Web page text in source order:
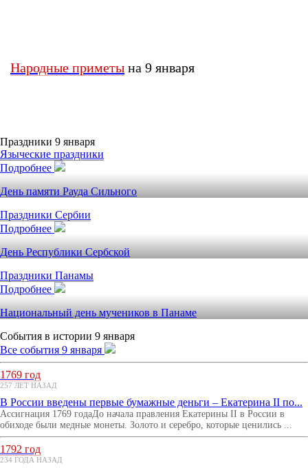
Народные приметы на 9 января
Праздники 9 января
Языческие праздники
Подробнее
День памяти Рауда Сильного
Праздники Сербии
Подробнее
День Республики Сербской
Праздники Панамы
Подробнее
Национальный день мучеников в Панаме
События в истории 9 января
Все события 9 января
1769 год
257 ЛЕТ НАЗАД
В России введены первые бумажные деньги – Екатерина II по...
Ассигнация 1769 годаДо начала правления Екатерины II в России в
обиходе были медные монеты. Золото и серебро, которые ценились ...
1792 год
234 ГОДА НАЗАД